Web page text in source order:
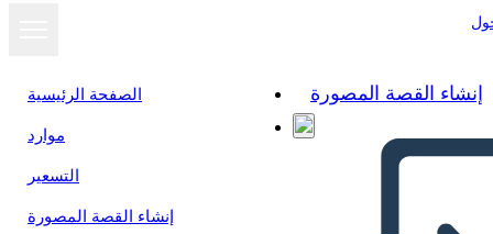
الصفحة الرئيسية
موارد
التسعير
إنشاء القصة المصورة
إنشاء القصة المصورة
عرض كشرائح